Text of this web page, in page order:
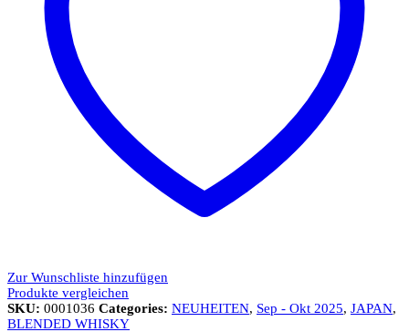
Zur Wunschliste hinzufügen
Produkte vergleichen
SKU: 0001036 Categories: NEUHEITEN, Sep - Okt 2025, JAPAN,
BLENDED WHISKY